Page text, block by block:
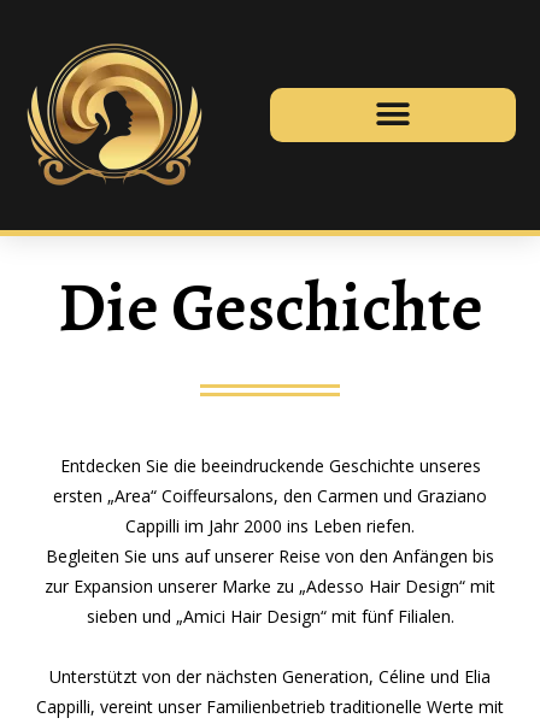
Die Geschichte
Entdecken Sie die beeindruckende Geschichte unseres
ersten „Area“ Coiffeursalons, den Carmen und Graziano
Cappilli im Jahr 2000 ins Leben riefen.
Begleiten Sie uns auf unserer Reise von den Anfängen bis
zur Expansion unserer Marke zu „Adesso Hair Design“ mit
sieben und „Amici Hair Design“ mit fünf Filialen.
Unterstützt von der nächsten Generation, Céline und Elia
Cappilli, vereint unser Familienbetrieb traditionelle Werte mit